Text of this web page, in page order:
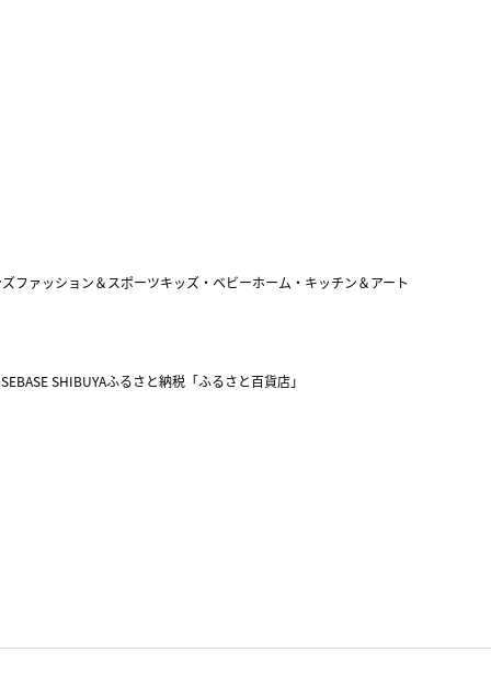
ファッション＆スポーツキッズ・ベビーホーム・キッチン＆アート
SHIBUYAふるさと納税「ふるさと百貨店」